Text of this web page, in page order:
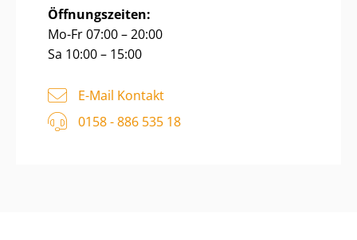
Öffnungszeiten:
Mo-Fr 07:00 – 20:00
Sa 10:00 – 15:00
E-Mail Kontakt
0158 - 886 535 18